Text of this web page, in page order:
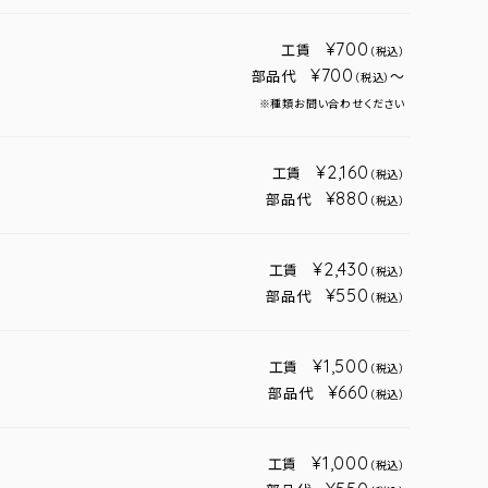
工賃 ¥700 （税込）
部品代 ¥700 （税込）～
※種類お問い合わせください
工賃 ¥2,160 （税込）
部品代 ¥880 （税込）
工賃 ¥2,430 （税込）
部品代 ¥550 （税込）
工賃 ¥1,500 （税込）
部品代 ¥660 （税込）
工賃 ¥1,000 （税込）